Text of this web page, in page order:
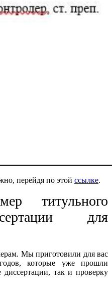
перейдя по этой ссылке.
титульного
для
Мы приготовили для вас
которые уже прошли
так и проверку